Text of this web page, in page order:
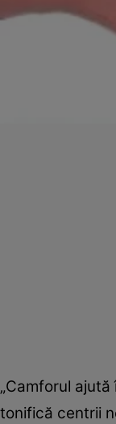
„Camforul
tonifică centrii